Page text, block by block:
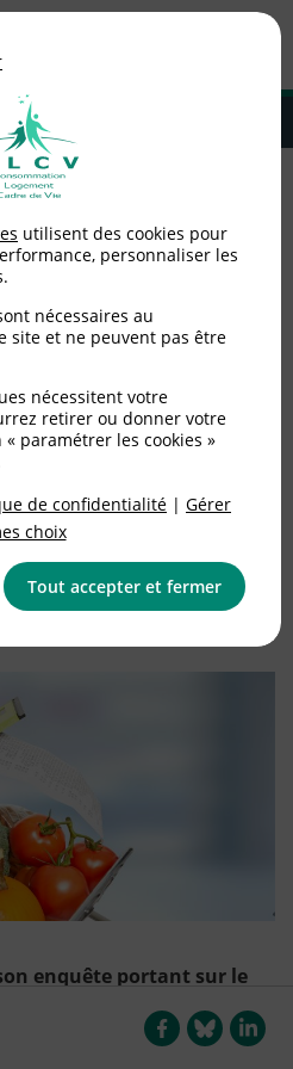
à la CLCV
et l’origine ont peu d’influence
et
d’achat et
peu
sur le prix
le14/12/2020
enquête portant sur le
et légumes biologiques et
orange, pomme golden,
utilisent des cookies pour
personnaliser les
nécessaires au
site et ne peuvent pas être
nécessitent votre
retirer ou donner votre
paramétrer les cookies »
de confidentialité | Gérer
choix
Tout accepter et fermer